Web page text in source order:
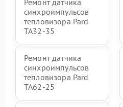
Ремонт датчика
синхроимпульсов
тепловизора Pard
TA32-35
Ремонт датчика
синхроимпульсов
тепловизора Pard
TA62-25